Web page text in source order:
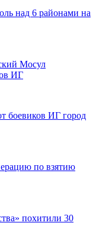
над 6 районами на
Мосул
ИГ
боевиков ИГ город
по взятию
похитили 30